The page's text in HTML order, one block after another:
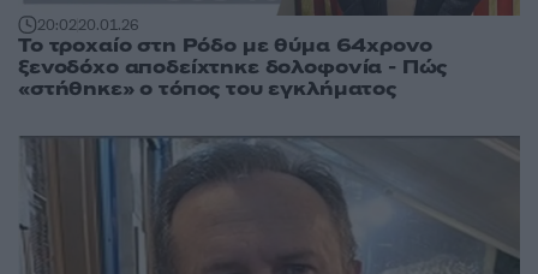
20:0220.01.26
Το τροχαίο στη Ρόδο με θύμα 64χρονο
ξενοδόχο αποδείχτηκε δολοφονία - Πώς
«στήθηκε» ο τόπος του εγκλήματος